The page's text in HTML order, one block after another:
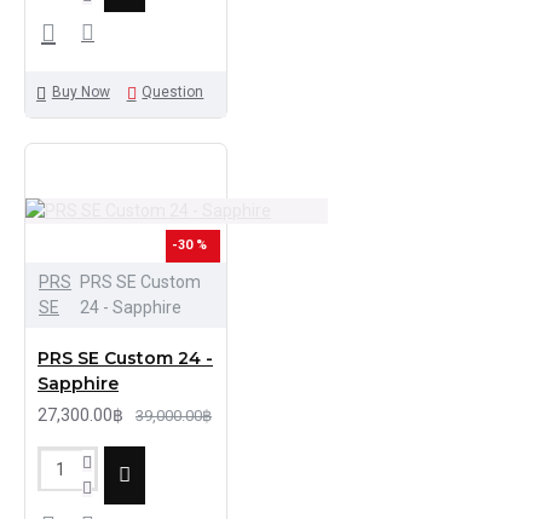
Buy Now Question
-30 %
PRS
SE
PRS SE Custom
24 - Sapphire
PRS SE Custom 24 -
Sapphire
27,300.00฿ 39,000.00฿